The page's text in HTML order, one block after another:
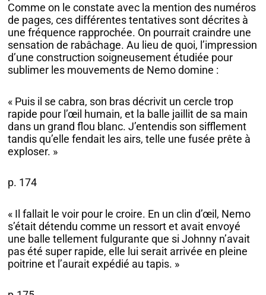
Comme on le constate avec la mention des numéros
de pages, ces différentes tentatives sont décrites à
une fréquence rapprochée. On pourrait craindre une
sensation de rabâchage. Au lieu de quoi, l’impression
d’une construction soigneusement étudiée pour
sublimer les mouvements de Nemo domine :
« Puis il se cabra, son bras décrivit un cercle trop
rapide pour l’œil humain, et la balle jaillit de sa main
dans un grand flou blanc. J’entendis son sifflement
tandis qu’elle fendait les airs, telle une fusée prête à
exploser. »
p. 174
« Il fallait le voir pour le croire. En un clin d’œil, Nemo
s’était détendu comme un ressort et avait envoyé
une balle tellement fulgurante que si Johnny n’avait
pas été super rapide, elle lui serait arrivée en pleine
poitrine et l’aurait expédié au tapis. »